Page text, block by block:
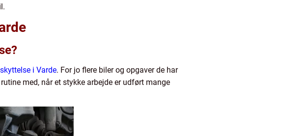
i Varde. For jo flere biler og opgaver de har
med, når et stykke arbejde er udført mange